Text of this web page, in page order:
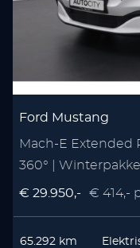
Ford Mustang
Mach-E Extended
360° |
€ 29.950,- € 414,-
65.292 km